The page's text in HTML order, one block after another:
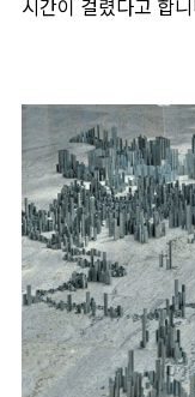
시간이 걸렸다고 합니